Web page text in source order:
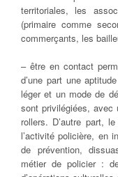
territoriales, les
(primaire comme
commerçants, les
– être en contact
d’une part une
léger et un mode de
sont privilégiées, avec
rollers. D’autre part,
l’activité policière, en
de prévention,
métier de policier :